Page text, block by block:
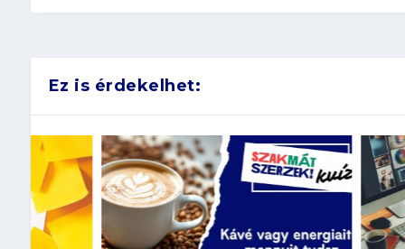
Ez is érdekelhet: